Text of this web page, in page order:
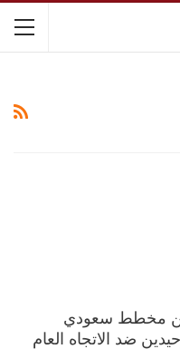
من مخطط سعودي
ضد الاتجاه العام